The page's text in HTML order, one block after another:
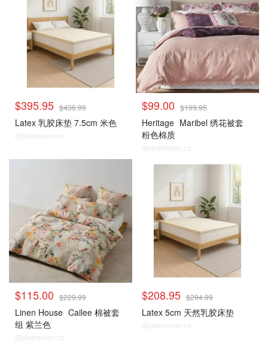
$395.95 $436.99
Latex 乳胶床垫 7.5cm 米色
@dealmoon.nz
$99.00 $199.95
Heritage Maribel 绣花被套
粉色棉质
@dealmoon.nz
$115.00 $229.99
Linen House Cailee 棉被套
组 紫兰色
@dealmoon.nz
$208.95 $294.99
Latex 5cm 天然乳胶床垫
@dealmoon.nz